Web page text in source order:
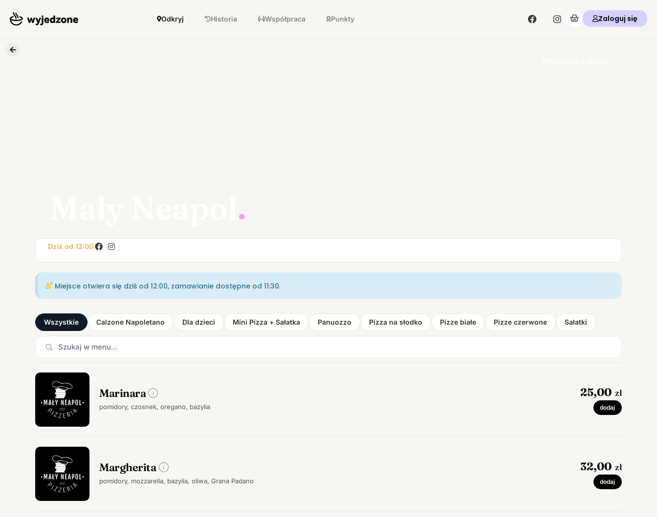
Odkryj Historia Współpraca Punkty Zaloguj się
.
Dziś od 12:00
Miejsce otwiera się dziś od 12:00, zamawianie dostępne od 11:30.
Wszystkie Calzone Napoletano Dla dzieci Mini Pizza + Sałatka Panuozzo Pizza na słodko Pizze białe Pizze czerwone Sałatki
Marinara
pomidory, czosnek, oregano, bazylia
25,00 zł
dodaj
Margherita
pomidory, mozzarella, bazylia, oliwa, Grana Padano
32,00 zł
dodaj